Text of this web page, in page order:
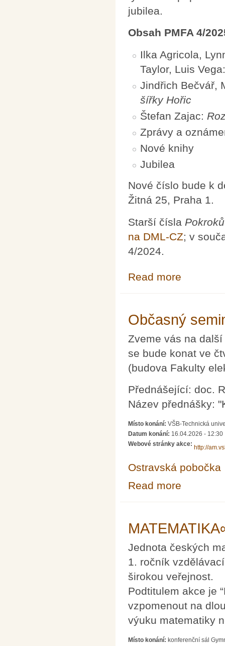
jubilea.
Obsah PMFA 4/
Ilka Agricola,
Taylor, Luis
Jindřich Bečvář,
šířky Hořic
Štefan Zajac:
Zprávy a
Nové knihy
Jubilea
Nové číslo bude k
Žitná 25, Praha 1.
Starší čísla
na DML-CZ; v
4/2024.
Read more
Občasný
Zveme vás na
se bude konat ve
(budova Fakulty
Přednášející: doc.
Název přednášky:
Místo konání: VŠB-Technická
Datum konání: 16.04.2026 - 12:30
Webové stránky akce:
http://
Ostravská pobočka
Read more
Jednota českých
1. ročník
širokou veřejnost.
Podtitulem akce je
vzpomenout na
výuku matematiky
Místo konání: konferenční sál